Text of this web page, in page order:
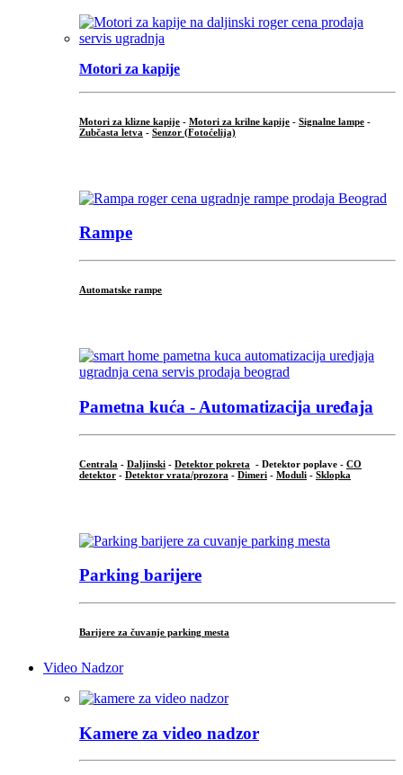
Motori za kapije
Motori za klizne kapije - Motori za krilne kapije - Signalne lampe -
Zubčasta letva - Senzor (Fotoćelija)
Rampe
Automatske rampe
Pametna kuća - Automatizacija uređaja
Centrala - Daljinski - Detektor pokreta - Detektor poplave - CO
detektor - Detektor vrata/prozora - Dimeri - Moduli - Sklopka
Parking barijere
Barijere za čuvanje parking mesta
Video Nadzor
Kamere za video nadzor